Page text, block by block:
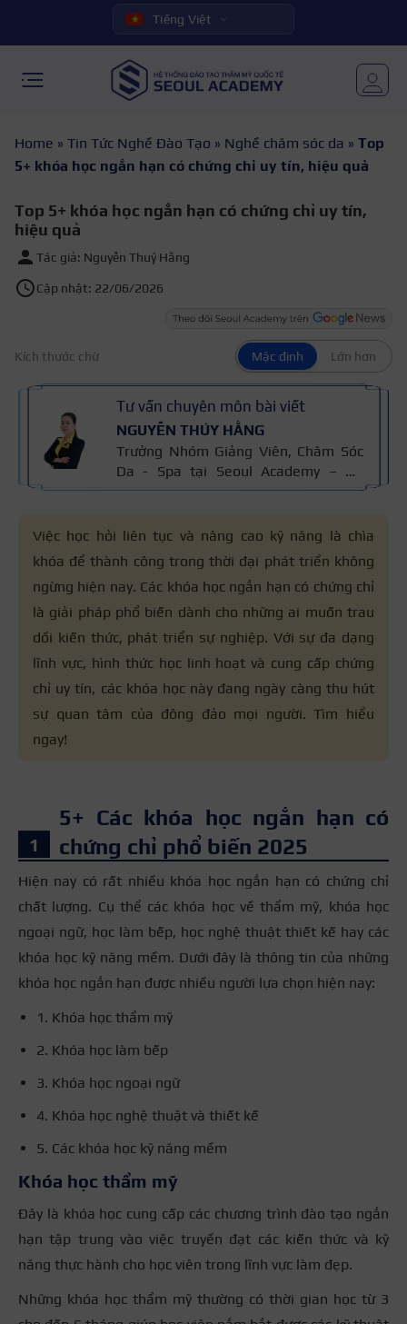
Tiếng Việt
Home » Tin Tức Nghề Đào Tạo » Nghề chăm sóc da » Top
5+ khóa học ngắn hạn có chứng chỉ uy tín, hiệu quả
Top 5+ khóa học ngắn hạn có chứng chỉ uy tín,
hiệu quả
Tác giả: Nguyễn Thuý Hằng
Cập nhật: 22/06/2026
Kích thước chữ Mặc định Lớn hơn
Tư vấn chuyên môn bài viết
NGUYỄN THÚY HẰNG
Trưởng Nhóm Giảng Viên, Chăm Sóc
Da - Spa tại Seoul Academy – Hệ
thống Đào tạo Thẩm mỹ Quốc tế với
Chăm Sóc Da, chứng chỉ thẩm mỹ
Cidesco Thụy Sỹ 2011, chứng chỉ
chuyên sâu Body Cibtac Singapore,
ban giám khảo Hiệp hội ngành làm
đẹp Asian.
Việc học hỏi liên tục và nâng cao kỹ năng là chìa
khóa để thành công trong thời đại phát triển không
ngừng hiện nay. Các khóa học ngắn hạn có chứng chỉ
là giải pháp phổ biến dành cho những ai muốn trau
dồi kiến thức, phát triển sự nghiệp. Với sự đa dạng
lĩnh vực, hình thức học linh hoạt và cung cấp chứng
chỉ uy tín, các khóa học này đang ngày càng thu hút
sự quan tâm của đông đảo mọi người. Tìm hiểu
ngay!
5+ Các khóa học ngắn hạn có
chứng chỉ phổ biến 2025
Hiện nay có rất nhiều khóa học ngắn hạn có chứng chỉ
chất lượng. Cụ thể các khóa học về thẩm mỹ, khóa học
ngoại ngữ, học làm bếp, học nghệ thuật thiết kế hay các
khóa học kỹ năng mềm. Dưới đây là thông tin của những
khóa học ngắn hạn được nhiều người lựa chọn hiện nay:
1. Khóa học thẩm mỹ
2. Khóa học làm bếp
3. Khóa học ngoại ngữ
4. Khóa học nghệ thuật và thiết kế
5. Các khóa học kỹ năng mềm
Khóa học thẩm mỹ
Đây là khóa học cung cấp các chương trình đào tạo ngắn
hạn tập trung vào việc truyền đạt các kiến thức và kỹ
năng thực hành cho học viên trong lĩnh vực làm đẹp.
Những khóa học thẩm mỹ thường có thời gian học từ 3